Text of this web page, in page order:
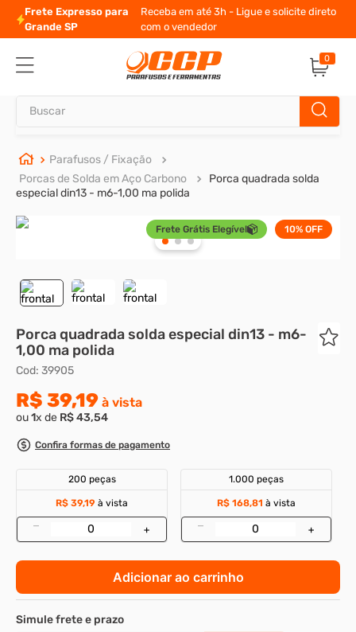
Frete Expresso para
Grande SP
Receba em até 3h - Ligue e solicite direto
com o vendedor
0
Parafusos / Fixação
Porcas de Solda em Aço Carbono
Porca quadrada solda
especial din13 - m6-1,00 ma polida
Frete Grátis Elegível 10% OFF
Porca quadrada solda especial din13 - m6-
1,00 ma polida
Cod: 39905
R$ 39,19 à vista
ou1x de R$43,54
Confira formas de pagamento
200 peças
R$ 39,19 à vista
– +
1.000 peças
R$ 168,81 à vista
– +
Adicionar ao carrinho
TERMOS MAIS BUSCADOS
1º
parafuso allen
5º
presto
7º
parafuso madeira
9º
parafuso allen 5
10
parafuso 5